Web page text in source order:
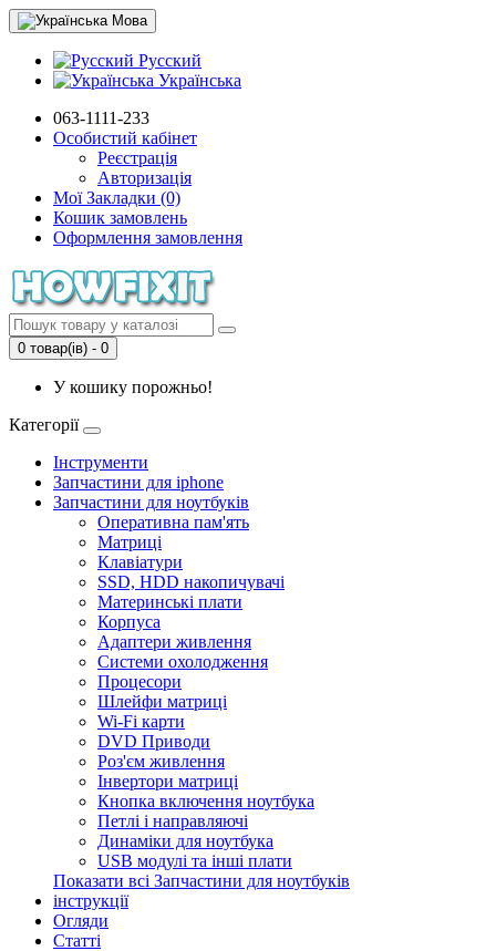
Мова
Русский
Українська
063-1111-233
Особистий кабінет
Реєстрація
Авторизація
Мої Закладки (0)
Кошик замовлень
Оформлення замовлення
0 товар(ів) - 0
У кошику порожньо!
Категорії
Інструменти
Запчастини для iphone
Запчастини для ноутбуків
Оперативна пам'ять
Матриці
Клавіатури
SSD, HDD накопичувачі
Материнські плати
Корпуса
Адаптери живлення
Системи охолодження
Процесори
Шлейфи матриці
Wi-Fi карти
DVD Приводи
Роз'єм живлення
Інвертори матриці
Кнопка включення ноутбука
Петлі і направляючі
Динаміки для ноутбука
USB модулі та інші плати
Показати всі Запчастини для ноутбуків
інструкції
Огляди
Статті